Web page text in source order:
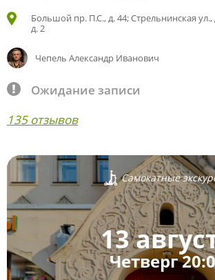
Большой пр. П.С., д. 44; Стрельнинская
д. 2
Чепель Александр Иванович
Ожидание записи
135 отзывов
Самокатные
13
Четверг